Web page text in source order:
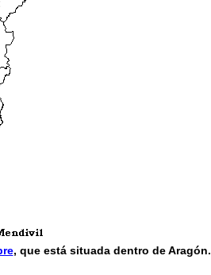
, que está situada dentro de Aragón.